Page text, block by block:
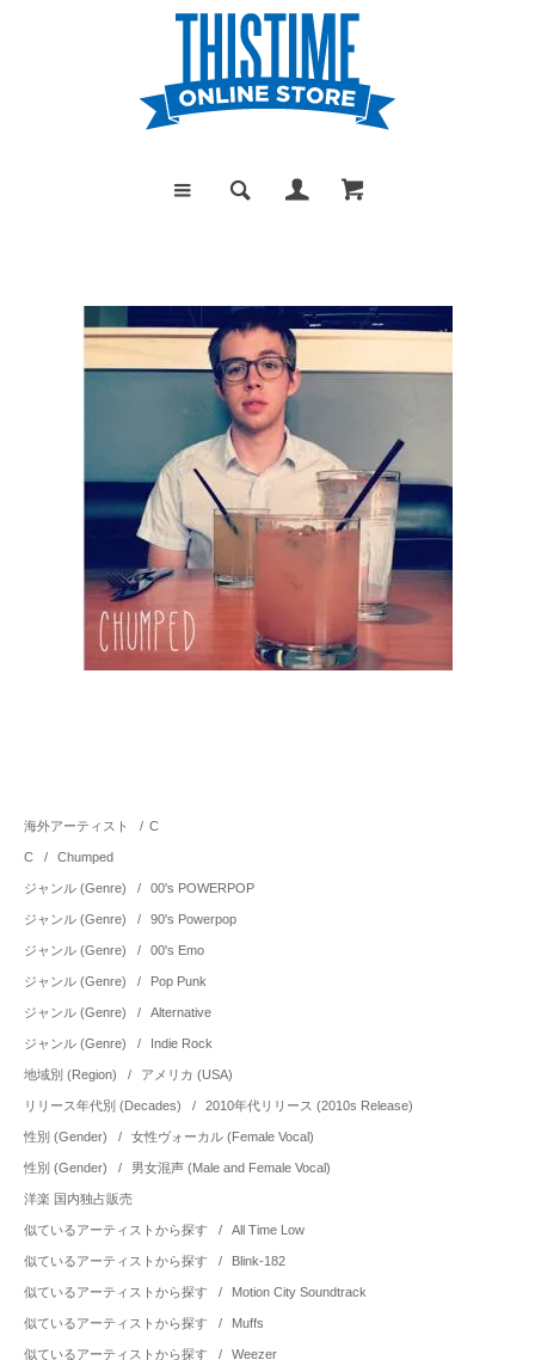
海外アーティスト / C
C / Chumped
ジャンル (Genre) / 00's POWERPOP
ジャンル (Genre) / 90's Powerpop
ジャンル (Genre) / 00's Emo
ジャンル (Genre) / Pop Punk
ジャンル (Genre) / Alternative
ジャンル (Genre) / Indie Rock
地域別 (Region) / アメリカ (USA)
リリース年代別 (Decades) / 2010年代リリース (2010s Release)
性別 (Gender) / 女性ヴォーカル (Female Vocal)
性別 (Gender) / 男女混声 (Male and Female Vocal)
洋楽 国内独占販売
似ているアーティストから探す / All Time Low
似ているアーティストから探す / Blink-182
似ているアーティストから探す / Motion City Soundtrack
似ているアーティストから探す / Muffs
似ているアーティストから探す / Weezer